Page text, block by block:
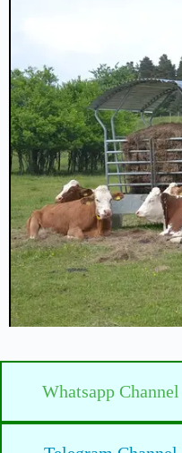
Whatsapp Channel